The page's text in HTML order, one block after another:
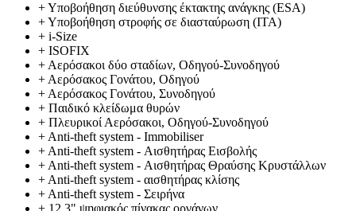
+Υποβοήθηση διεύθυνσης έκτακτης ανάγκης (ESA)
+Υποβοήθηση στροφής σε διασταύρωση (ITA)
+ i-Size
+ ISOFIX
+ Αερόσακοι δύο σταδίων, Οδηγού-Συνοδηγού
+ Αερόσακος Γονάτου, Οδηγού
+ Αερόσακος Γονάτου, Συνοδηγού
+ Παιδικό κλείδωμα θυρών
+ Πλευρικοί Αερόσακοι, Οδηγού-Συνοδηγού
+ Anti-theft system - Immobiliser
+ Anti-theft system - Αισθητήρας Εισβολής
+ Anti-theft system - Αισθητήρας Θραύσης Κρυστάλλων
+ Anti-theft system - αισθητήρας κλίσης
+ Anti-theft system - Σειρήνα
+ 12.3" ψηφιακός πίνακας οργάνων